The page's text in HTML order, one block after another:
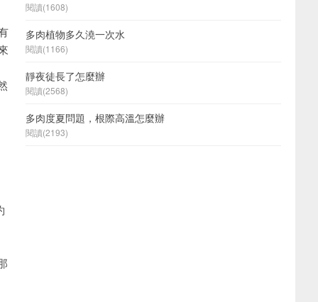
閱讀(1608)
多肉植物多久澆一次水
閱讀(1166)
靜夜徒長了怎麼辦
閱讀(2568)
多肉度夏問題，根際高溫怎麼辦
閱讀(2193)